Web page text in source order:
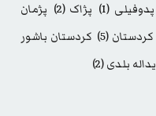
پدوفیلی (1) پژاک (2)
پژمان
کردستان (5)
کردستان باشور
یداله بلدی(2)